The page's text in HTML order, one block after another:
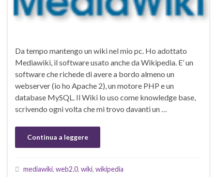
Da tempo mantengo un wiki nel mio pc. Ho adottato
Mediawiki, il software usato anche da Wikipedia. E’ un
software che richede di avere a bordo almeno un
webserver (io ho Apache 2), un motore PHP e un
database MySQL. Il Wiki lo uso come knowledge base,
scrivendo ogni volta che mi trovo davanti un …
Continua a leggere
mediawiki, web2.0, wiki, wikipedia